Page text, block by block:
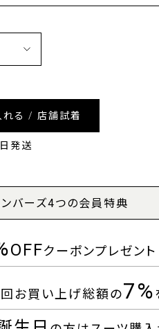
れる / 店舗試着
発送
ンバーズ4つの会員特典
OFFクーポンプレゼント
お買い上げ総額の7%